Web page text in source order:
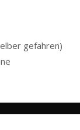
gefahren)